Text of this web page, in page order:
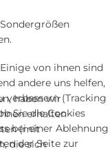
haben wir
erhalten
(mit
die sich
von ihnen sind
andere uns helfen,
verbessern (Tracking
Sie die Cookies
bei einer Ablehnung
der Seite zur